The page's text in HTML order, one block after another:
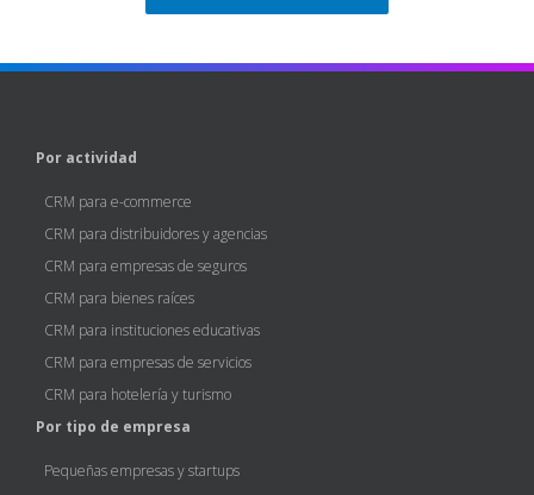
Por actividad
CRM para e-commerce
CRM para distribuidores y agencias
CRM para empresas de seguros
CRM para bienes raíces
CRM para instituciones educativas
CRM para empresas de servicios
CRM para hotelería y turismo
Por tipo de empresa
Pequeñas empresas y startups